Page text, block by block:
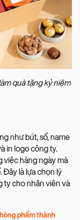
quà tặng kỷ niệm
như bút, sổ, name
in logo công ty.
việc hàng ngày mà
Đây là lựa chọn lý
ty cho nhân viên và
phẩm thành